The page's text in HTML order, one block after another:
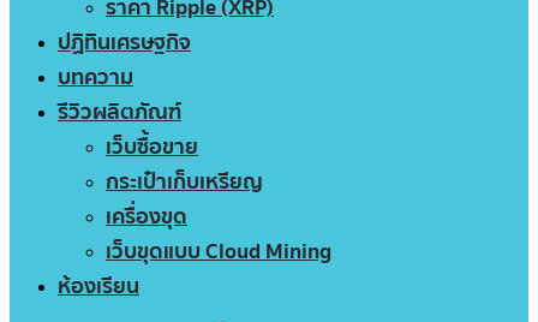
ราคา Ripple (XRP)
ปฏิทินเศรษฐกิจ
บทความ
รีวิวผลิตภัณฑ์
เว็บซื้อขาย
กระเป๋าเก็บเหรียญ
เครื่องขุด
เว็บขุดแบบ Cloud Mining
ห้องเรียน